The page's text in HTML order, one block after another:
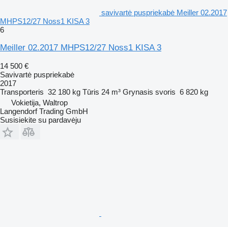
savivartė puspriekabė Meiller 02.2017
MHPS12/27 Noss1 KISA 3
6
Meiller 02.2017 MHPS12/27 Noss1 KISA 3
14 500 €
Savivartė puspriekabė
2017
Transporteris 32 180 kg Tūris 24 m³ Grynasis svoris 6 820 kg
Vokietija, Waltrop
Langendorf Trading GmbH
Susisiekite su pardavėju